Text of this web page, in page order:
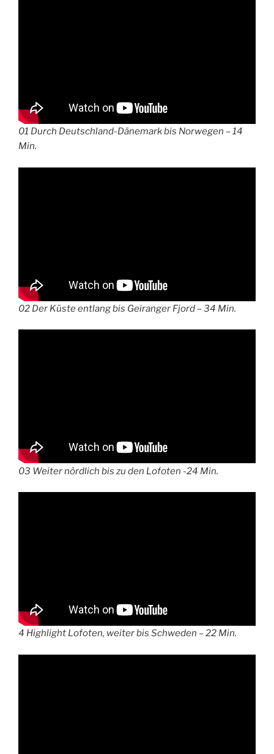
01 Durch Deutschland-Dänemark bis Norwegen – 14
Min.
02 Der Küste entlang bis Geiranger Fjord – 34 Min.
03 Weiter nördlich bis zu den Lofoten -24 Min.
4 Highlight Lofoten, weiter bis Schweden – 22 Min.